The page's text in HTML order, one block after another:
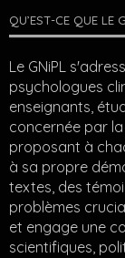
QU’EST-CE QUE LE
Le GNiPL
psychologues
enseignants,
concernée par
proposant à
à sa propre
textes, des
problèmes
et engage une
scientifiques,